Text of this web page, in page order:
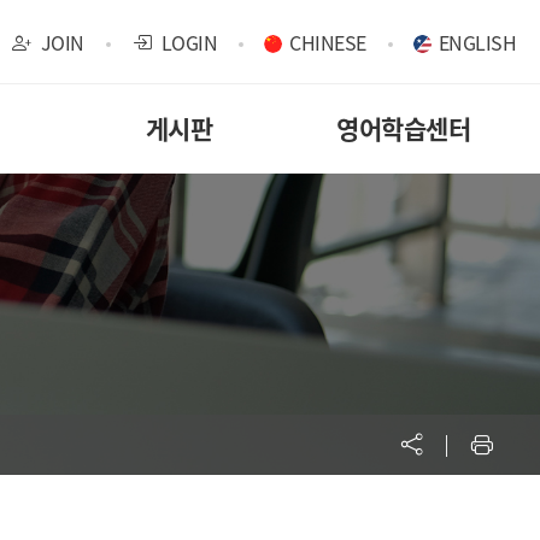
JOIN LOGIN CHINESE ENGLISH
게시판 영어학습센터